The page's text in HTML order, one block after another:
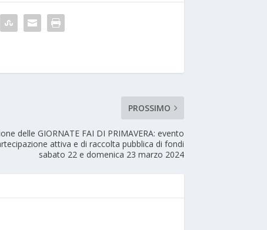
PROSSIMO
delle GIORNATE FAI DI PRIMAVERA: evento
attiva e di raccolta pubblica di fondi
sabato 22 e domenica 23 marzo 2024